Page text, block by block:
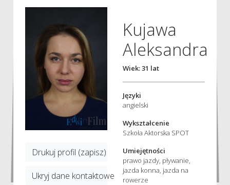
Drukuj profil (zapisz)
Ukryj dane kontaktowe
Kujawa
Aleksandra
Wiek: 31 lat
Języki
angielski
Wykształcenie
Szkoła Aktorska SPOT
Umiejętności
prawo jazdy, pływanie,
jazda konna, jazda na
rowerze